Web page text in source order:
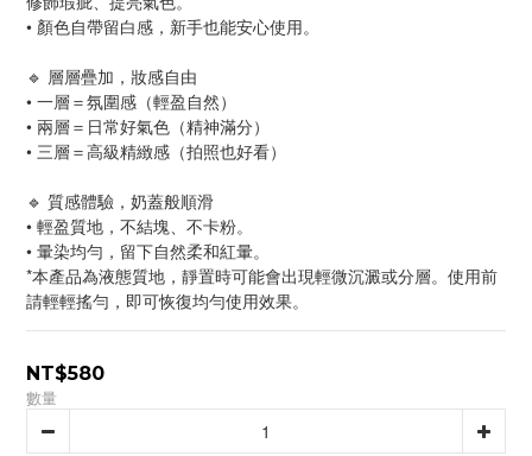
• 顏色自帶留白感，新手也能安心使用。
🔹 層層疊加，妝感自由
• 一層＝氛圍感（輕盈自然）
• 兩層＝日常好氣色（精神滿分）
• 三層＝高級精緻感（拍照也好看）
🔹 質感體驗，奶蓋般順滑
• 輕盈質地，不結塊、不卡粉。
• 暈染均勻，留下自然柔和紅暈。
*本產品為液態質地，靜置時可能會出現輕微沉澱或分層。使用前
請輕輕搖勻，即可恢復均勻使用效果。
NT$580
數量